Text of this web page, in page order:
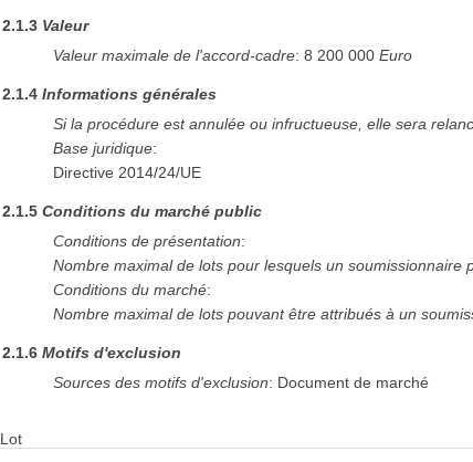
2.1.3 Valeur
Valeur maximale de l'accord-cadre:8 200 000 Euro
2.1.4Informations générales
Si la procédure est annulée ou infructueuse, elle sera
Base juridique:
Directive 2014/24/UE
2.1.5Conditions du marché public
Conditions de présentation:
Nombre maximal de lots pour lesquels un soumissionnaire
Conditions du marché:
Nombre maximal de lots pouvant être attribués à un
2.1.6Motifs d'exclusion
Sources des motifs d'exclusion: Document de marché
Lot